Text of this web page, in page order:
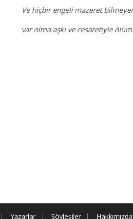
Ve hiçbir engeli mazeret
var olma aşkı ve cesaretiyle
Yazarlar Söyleşiler Hakkımızda